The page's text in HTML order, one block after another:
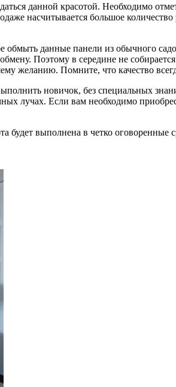
данной красотой. Необходимо
насчитывается большое
данные панели из обычного
Поэтому в середине не
желанию. Помните, что качество
новичок, без специальных
лучах. Если вам необходимо
будет выполнена в четко оговоренные